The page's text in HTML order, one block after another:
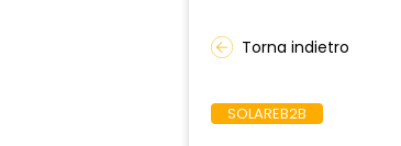
Torna indietro
SOLAREB2B